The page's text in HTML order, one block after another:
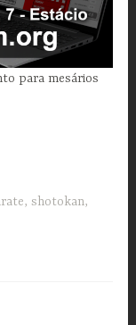
para mesários
,shotokan,